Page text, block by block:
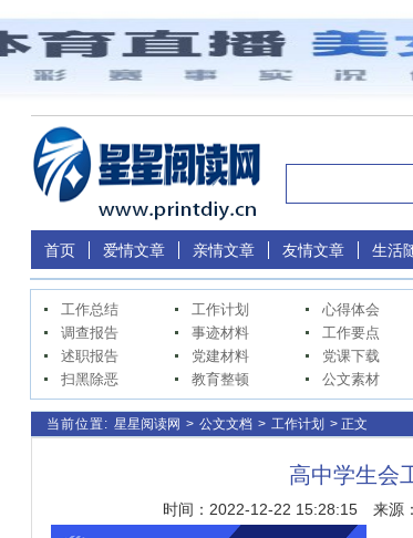
首页 爱情文章 亲情文章 友情文章 生活
工作总结 工作计划 心得体会
调查报告
事迹材料 工作要点
述职报告
党建材料 党课下载
扫黑除恶
教育整顿 公文素材
当前位置: 星星阅读网 > 公文文档 > 工作计划 > 正文
高中学生会
时间：2022-12-22 15:28:15 来源：